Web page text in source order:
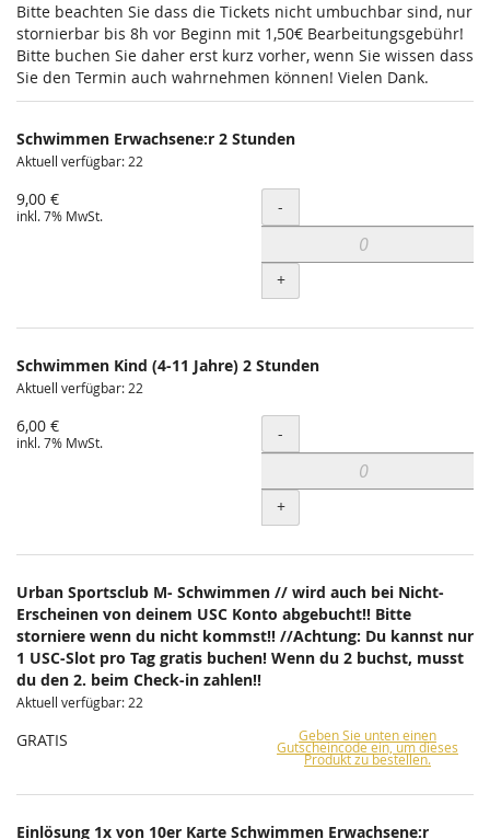
Bitte beachten Sie dass die Tickets nicht umbuchbar sind, nur
stornierbar bis 8h vor Beginn mit 1,50€ Bearbeitungsgebühr!
Bitte buchen Sie daher erst kurz vorher, wenn Sie wissen dass
Sie den Termin auch wahrnehmen können! Vielen Dank.
Schwimmen Erwachsene:r 2 Stunden
Aktuell verfügbar: 22
9,00 €
inkl. 7% MwSt. Menge
-
+
Schwimmen Kind (4-11 Jahre) 2 Stunden
Aktuell verfügbar: 22
6,00 €
inkl. 7% MwSt. Menge
-
+
Urban Sportsclub M- Schwimmen // wird auch bei Nicht-
Erscheinen von deinem USC Konto abgebucht!! Bitte
storniere wenn du nicht kommst!! //Achtung: Du kannst nur
1 USC-Slot pro Tag gratis buchen! Wenn du 2 buchst, musst
du den 2. beim Check-in zahlen!!
Aktuell verfügbar: 22
GRATIS Geben Sie unten einen
Gutscheincode ein, um dieses
Produkt zu bestellen.
Einlösung 1x von 10er Karte Schwimmen Erwachsene:r